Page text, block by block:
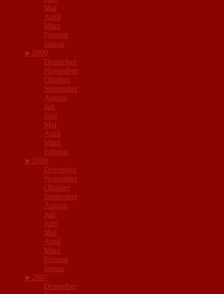
Mai
April
März
Februar
Januar
► 2009
Dezember
November
Oktober
September
August
Juli
Juni
Mai
April
März
Februar
► 2008
Dezember
November
Oktober
September
August
Juli
Juni
Mai
April
März
Februar
Januar
► 2007
Dezember